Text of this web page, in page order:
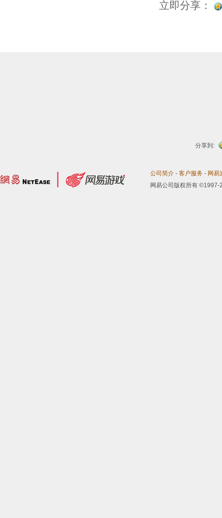
立即分享：
分享到:
公司简介 - 客户服务 - 网易
网易公司版权所有